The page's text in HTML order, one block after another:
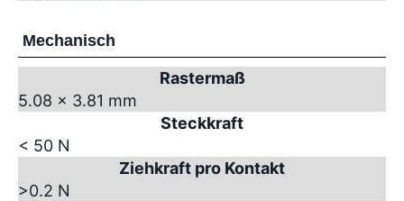
Mechanisch
Rastermaß
5.08 x 3.81 mm
Steckkraft
< 50 N
Ziehkraft pro Kontakt
>0.2 N